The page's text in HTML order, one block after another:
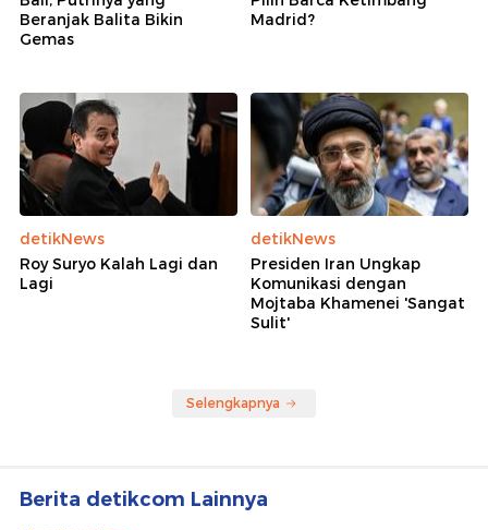
Beranjak Balita Bikin
Gemas
Madrid?
detikNews
Roy Suryo Kalah Lagi dan
Lagi
detikNews
Presiden Iran Ungkap
Komunikasi dengan
Mojtaba Khamenei 'Sangat
Sulit'
Selengkapnya
Berita detikcom Lainnya